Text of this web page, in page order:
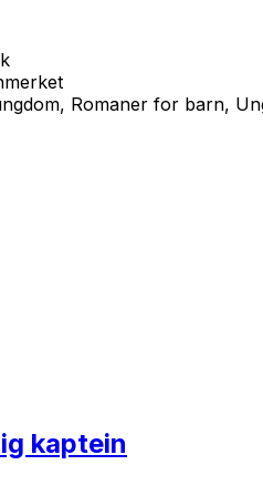
Romaner for barn,
kaptein